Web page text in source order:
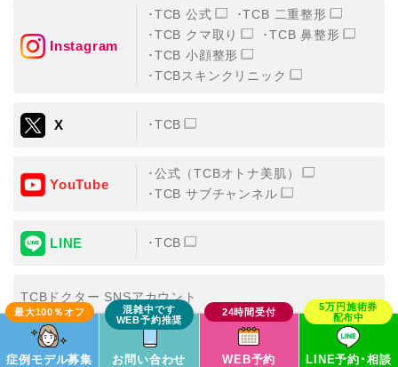
Instagram
TCB 公式
TCB 二重整形
TCB クマ取り
TCB 鼻整形
TCB 小顔整形
TCBスキンクリニック
X TCB
YouTube
公式（TCBオトナ美肌）
TCB サブチャンネル
LINE TCB
TCBドクター SNSアカウント
症例モデル募集 お問い合わせ WEB予約 LINE予約･相談